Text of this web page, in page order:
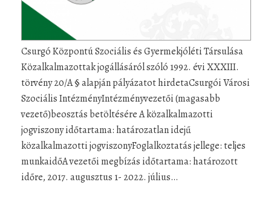
Csurgó Központú Szociális és Gyermekjóléti Társulása
Közalkalmazottak jogállásáról szóló 1992. évi XXXIII.
törvény 20/A § alapján pályázatot hirdetaCsurgói Városi
Szociális IntézményIntézményvezetői (magasabb
vezető)beosztás betöltésére A közalkalmazotti
jogviszony időtartama: határozatlan idejű
közalkalmazotti jogviszonyFoglalkoztatás jellege: teljes
munkaidőA vezetői megbízás időtartama: határozott
időre, 2017. augusztus 1- 2022. július…